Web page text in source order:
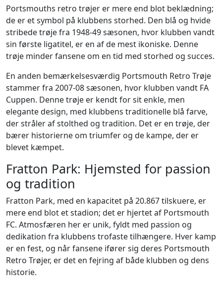
Portsmouths retro trøjer er mere end blot beklædning;
de er et symbol på klubbens storhed. Den blå og hvide
stribede trøje fra 1948-49 sæsonen, hvor klubben vandt
sin første ligatitel, er en af de mest ikoniske. Denne
trøje minder fansene om en tid med storhed og succes.
En anden bemærkelsesværdig Portsmouth Retro Trøje
stammer fra 2007-08 sæsonen, hvor klubben vandt FA
Cuppen. Denne trøje er kendt for sit enkle, men
elegante design, med klubbens traditionelle blå farve,
der stråler af stolthed og tradition. Det er en trøje, der
bærer historierne om triumfer og de kampe, der er
blevet kæmpet.
Fratton Park: Hjemsted for passion
og tradition
Fratton Park, med en kapacitet på 20.867 tilskuere, er
mere end blot et stadion; det er hjertet af Portsmouth
FC. Atmosfæren her er unik, fyldt med passion og
dedikation fra klubbens trofaste tilhængere. Hver kamp
er en fest, og når fansene ifører sig deres Portsmouth
Retro Trøjer, er det en fejring af både klubben og dens
historie.